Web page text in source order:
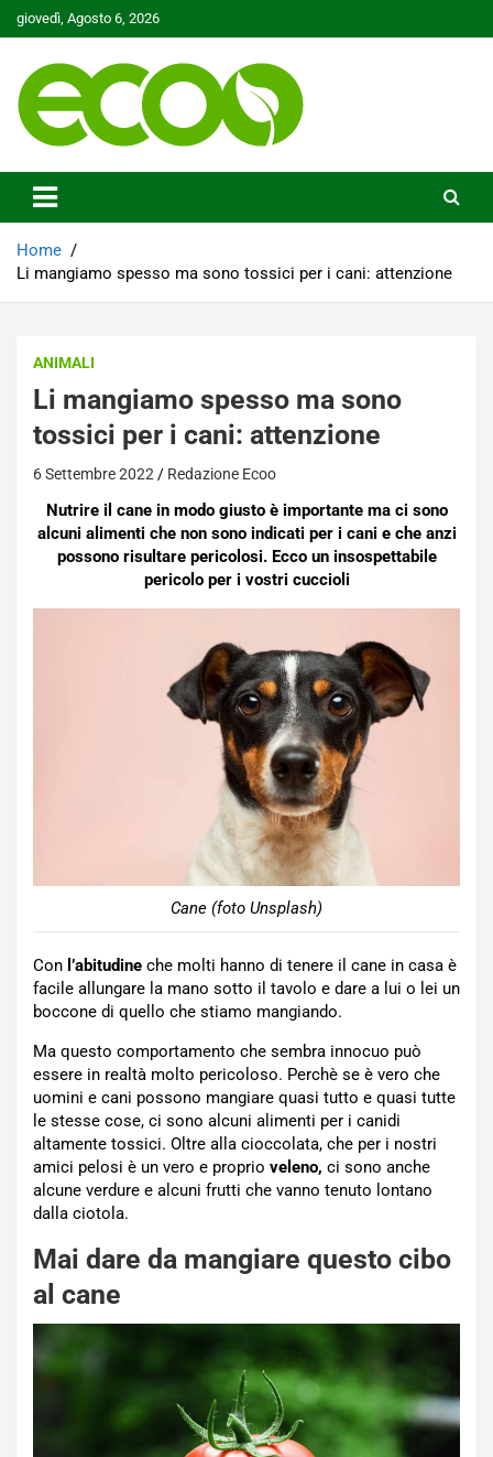
Skip
to
giovedì, Agosto 6, 2026
Ecoo.it
Home
Li mangiamo spesso ma sono tossici per i cani: attenzione
ANIMALI
Li mangiamo spesso ma sono
tossici per i cani: attenzione
6 Settembre 2022 Redazione Ecoo
Nutrire il cane in modo giusto è importante ma ci sono
alcuni alimenti che non sono indicati per i cani e che anzi
possono risultare pericolosi. Ecco un insospettabile
pericolo per i vostri cuccioli
Cane (foto Unsplash)
Con l’abitudine che molti hanno di tenere il cane in casa è
facile allungare la mano sotto il tavolo e dare a lui o lei un
boccone di quello che stiamo mangiando.
Ma questo comportamento che sembra innocuo può
essere in realtà molto pericoloso. Perchè se è vero che
uomini e cani possono mangiare quasi tutto e quasi tutte
le stesse cose, ci sono alcuni alimenti per i canidi
altamente tossici. Oltre alla cioccolata, che per i nostri
amici pelosi è un vero e proprio veleno, ci sono anche
alcune verdure e alcuni frutti che vanno tenuto lontano
dalla ciotola.
Mai dare da mangiare questo cibo
al cane